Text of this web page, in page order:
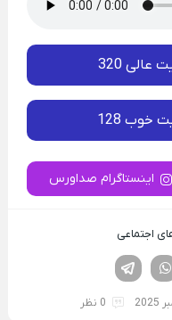
عالی 320
خوب 128
اینستاگرام صداورس
اجتماعی
لینکدین
0 نظر